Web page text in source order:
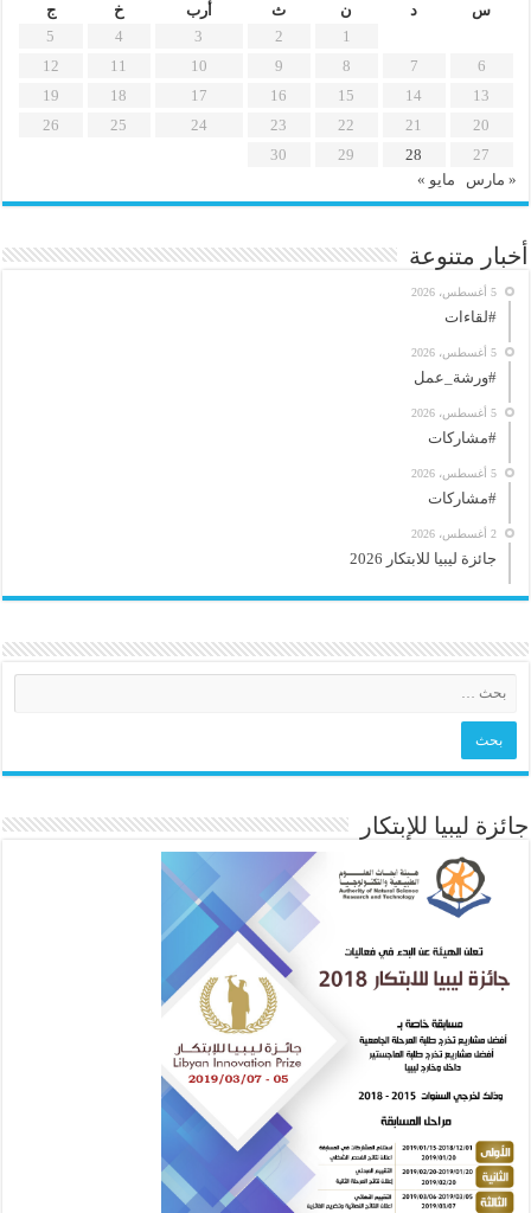
س
د ن ث أرب خ
ج
1
2
3
4
5
6
7
8
9
10
11
12
13
14
15
16
17
18
19
20
21
22
23
24
25
26
27
28
29
30
« مارس
مايو »
أخبار متنوعة
5 أغسطس، 2026
#لقاءات
5 أغسطس، 2026
#ورشة_عمل
5 أغسطس، 2026
#مشاركات
5 أغسطس، 2026
#مشاركات
2 أغسطس، 2026
جائزة ليبيا للابتكار 2026
جائزة ليبيا للإبتكار